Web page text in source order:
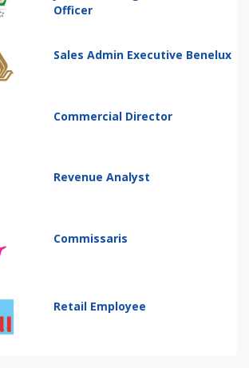
Officer
Sales Admin Executive Benelux
Commercial Director
Revenue Analyst
Commissaris
Retail Employee